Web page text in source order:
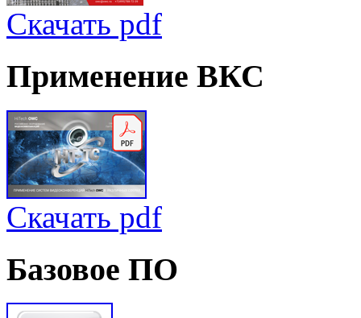
Скачать pdf
Применение ВКС
Скачать pdf
Базовое ПО